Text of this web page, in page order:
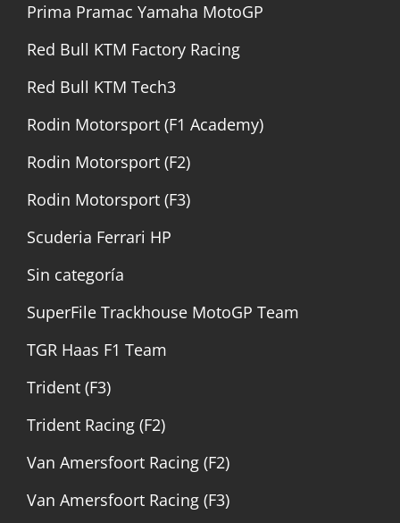
Prima Pramac Yamaha MotoGP
Red Bull KTM Factory Racing
Red Bull KTM Tech3
Rodin Motorsport (F1 Academy)
Rodin Motorsport (F2)
Rodin Motorsport (F3)
Scuderia Ferrari HP
Sin categoría
SuperFile Trackhouse MotoGP Team
TGR Haas F1 Team
Trident (F3)
Trident Racing (F2)
Van Amersfoort Racing (F2)
Van Amersfoort Racing (F3)